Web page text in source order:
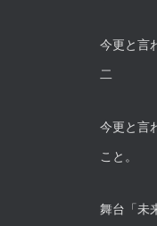
今更と言
二
今更と言
こと。
舞台「未